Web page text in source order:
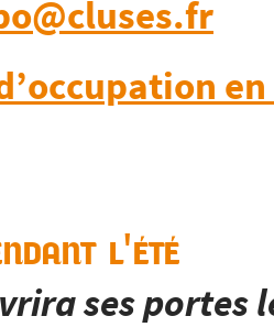
l'été
ses portes